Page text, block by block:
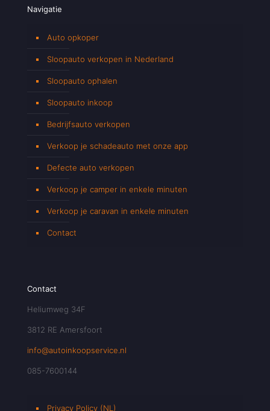
Navigatie
Auto opkoper
Sloopauto verkopen in Nederland
Sloopauto ophalen
Sloopauto inkoop
Bedrijfsauto verkopen
Verkoop je schadeauto met onze app
Defecte auto verkopen
Verkoop je camper in enkele minuten
Verkoop je caravan in enkele minuten
Contact
Contact
Heliumweg 34F
3812 RE Amersfoort
info@autoinkoopservice.nl
085-7600144
Privacy Policy (NL)